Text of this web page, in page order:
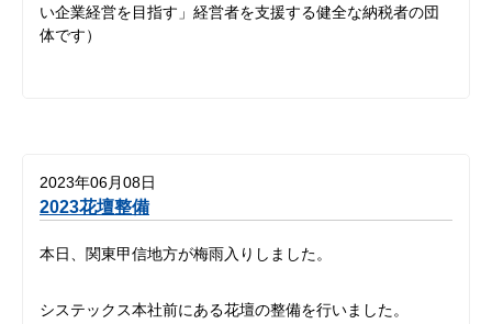
い企業経営を目指す」経営者を支援する健全な納税者の団
体です）
2023年06月08日
2023花壇整備
本日、関東甲信地方が梅雨入りしました。
システックス本社前にある花壇の整備を行いました。